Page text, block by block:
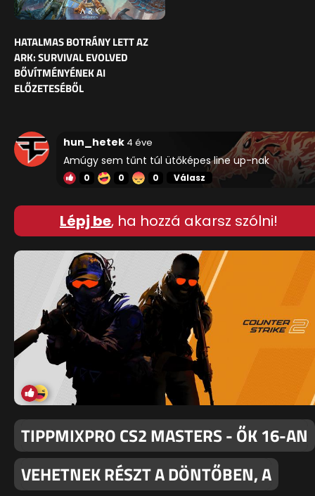
HATALMAS BOTRÁNY LETT AZ
ARK: SURVIVAL EVOLVED
BŐVÍTMÉNYÉNEK AI
ELŐZETESÉBŐL
hun_hetek 4 éve
Amúgy sem tűnt túl ütőképes line up-nak
0 0 0 Válasz
Lépj be, ha hozzá akarsz szólni!
TIPPMIXPRO CS2 MASTERS - ŐK 16-AN
VEHETNEK RÉSZT A DÖNTŐBEN, A